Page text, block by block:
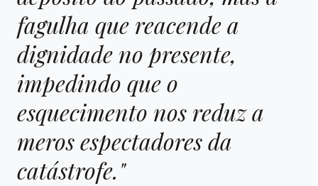
fagulha que reacende a
dignidade no presente,
impedindo que o
esquecimento nos reduz a
meros espectadores da
catástrofe."